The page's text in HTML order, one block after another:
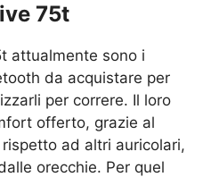
75t
attualmente sono i
da acquistare per
per correre. Il loro
offerto, grazie al
ad altri auricolari,
orecchie. Per quel